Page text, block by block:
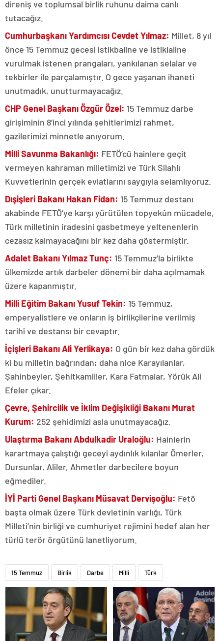
direniş ve toplumsal birlik ruhunu daima canlı
tutacağız.
Cumhurbaşkanı Yardımcısı Cevdet Yılmaz: Millet, 8 yıl
önce 15 Temmuz gecesi istikbaline ve istiklaline
vurulmak istenen prangaları, yankılanan selalar ve
tekbirler ile parçalamıştır. O gece yaşanan ihaneti
unutmadık, unutturmayacağız.
CHP Genel Başkanı Özgür Özel: 15 Temmuz darbe
girişiminin 8’inci yılında şehitlerimizi rahmet,
gazilerimizi minnetle anıyorum.
Milli Savunma Bakanlığı: FETÖ’cü hainlere geçit
vermeyen kahraman milletimizi ve Türk Silahlı
Kuvvetlerinin gerçek evlatlarını saygıyla selamlıyoruz.
Dışişleri Bakanı Hakan Fidan: 15 Temmuz destanı
akabinde FETÖ’ye karşı yürütülen topyekûn mücadele,
Türk milletinin iradesini gasbetmeye yeltenenlerin
cezasız kalmayacağını bir kez daha göstermiştir.
Adalet Bakanı Yılmaz Tunç: 15 Temmuz’la birlikte
ülkemizde artık darbeler dönemi bir daha açılmamak
üzere kapanmıştır.
Milli Eğitim Bakanı Yusuf Tekin: 15 Temmuz,
emperyalistlere ve onların iş birlikçilerine verilmiş
tarihî ve destansı bir cevaptır.
İçişleri Bakanı Ali Yerlikaya: O gün bir kez daha gördük
ki bu milletin bağrından; daha nice Karayılanlar,
Şahinbeyler, Şehitkamiller, Kara Fatmalar, Yörük Ali
Efeler çıkar.
Çevre, Şehircilik ve İklim Değişikliği Bakanı Murat
Kurum: 252 şehidimizi asla unutmayacağız.
Ulaştırma Bakanı Abdulkadir Uraloğlu: Hainlerin
karartmaya çalıştığı geceyi aydınlık kılanlar Ömerler,
Dursunlar, Aliler, Ahmetler darbecilere boyun
eğmediler.
İYİ Parti Genel Başkanı Müsavat Dervişoğlu: Fetö
başta olmak üzere Türk devletinin varlığı, Türk
Milleti’nin birliği ve cumhuriyet rejimini hedef alan her
türlü terör örgütünü lanetliyorum.
15 Temmuz Birlik Darbe Millî Türk